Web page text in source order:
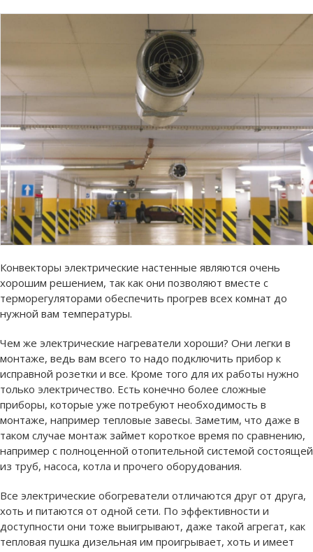
Конвекторы электрические настенные являются очень
хорошим решением, так как они позволяют вместе с
терморегуляторами обеспечить прогрев всех комнат до
нужной вам температуры.
Чем же электрические нагреватели хороши? Они легки в
монтаже, ведь вам всего то надо подключить прибор к
исправной розетки и все. Кроме того для их работы нужно
только электричество. Есть конечно более сложные
приборы, которые уже потребуют необходимость в
монтаже, например тепловые завесы. Заметим, что даже в
таком случае монтаж займет короткое время по сравнению,
например с полноценной отопительной системой состоящей
из труб, насоса, котла и прочего оборудования.
Все электрические обогреватели отличаются друг от друга,
хоть и питаются от одной сети. По эффективности и
доступности они тоже выигрывают, даже такой агрегат, как
тепловая пушка дизельная им проигрывает, хоть и имеет